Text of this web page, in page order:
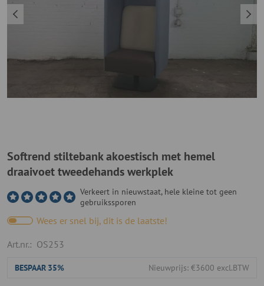
Softrend stiltebank akoestisch met hemel
draaivoet tweedehands werkplek
Verkeert in nieuwstaat, hele kleine tot geen
gebruikssporen
Wees er snel bij, dit is de laatste!
Art.nr.: OS253
BESPAAR 35% Nieuwprijs: €3600 excl.BTW